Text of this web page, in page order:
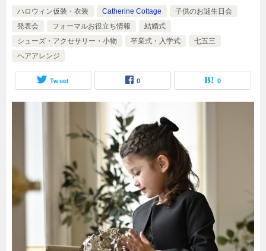
ハロウィン仮装・衣装
Catherine Cottage
子供のお誕生日会
発表会
フォーマルお役立ち情報
結婚式
シューズ・アクセサリー・小物
卒業式・入学式
七五三
ヘアアレンジ
Tweet 0 0